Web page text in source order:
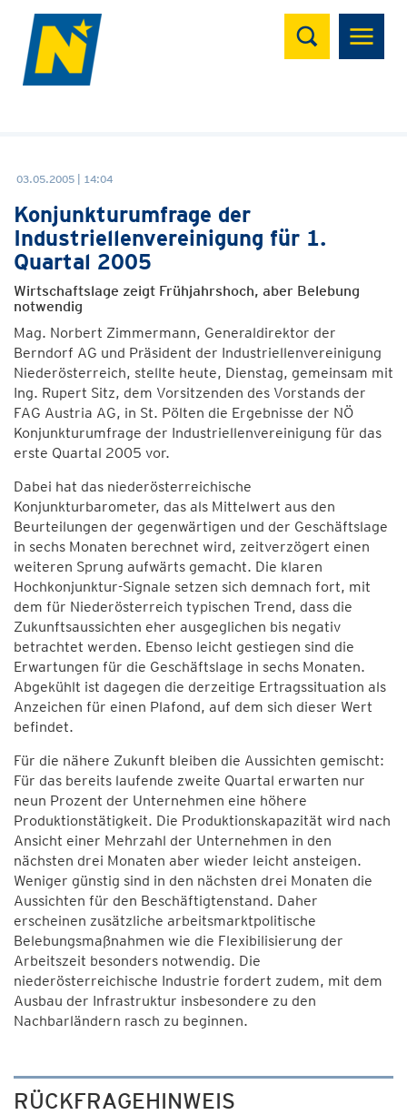
Suchen
03.05.2005 | 14:04
Konjunkturumfrage der
Industriellenvereinigung für 1.
Quartal 2005
Wirtschaftslage zeigt Frühjahrshoch, aber Belebung
notwendig
Mag. Norbert Zimmermann, Generaldirektor der
Berndorf AG und Präsident der Industriellenvereinigung
Niederösterreich, stellte heute, Dienstag, gemeinsam mit
Ing. Rupert Sitz, dem Vorsitzenden des Vorstands der
FAG Austria AG, in St. Pölten die Ergebnisse der NÖ
Konjunkturumfrage der Industriellenvereinigung für das
erste Quartal 2005 vor.
Dabei hat das niederösterreichische
Konjunkturbarometer, das als Mittelwert aus den
Beurteilungen der gegenwärtigen und der Geschäftslage
in sechs Monaten berechnet wird, zeitverzögert einen
weiteren Sprung aufwärts gemacht. Die klaren
Hochkonjunktur-Signale setzen sich demnach fort, mit
dem für Niederösterreich typischen Trend, dass die
Zukunftsaussichten eher ausgeglichen bis negativ
betrachtet werden. Ebenso leicht gestiegen sind die
Erwartungen für die Geschäftslage in sechs Monaten.
Abgekühlt ist dagegen die derzeitige Ertragssituation als
Anzeichen für einen Plafond, auf dem sich dieser Wert
befindet.
Für die nähere Zukunft bleiben die Aussichten gemischt:
Für das bereits laufende zweite Quartal erwarten nur
neun Prozent der Unternehmen eine höhere
Produktionstätigkeit. Die Produktionskapazität wird nach
Ansicht einer Mehrzahl der Unternehmen in den
nächsten drei Monaten aber wieder leicht ansteigen.
Weniger günstig sind in den nächsten drei Monaten die
Aussichten für den Beschäftigtenstand. Daher
erscheinen zusätzliche arbeitsmarktpolitische
Belebungsmaßnahmen wie die Flexibilisierung der
Arbeitszeit besonders notwendig. Die
niederösterreichische Industrie fordert zudem, mit dem
Ausbau der Infrastruktur insbesondere zu den
Nachbarländern rasch zu beginnen.
RÜCKFRAGEHINWEIS